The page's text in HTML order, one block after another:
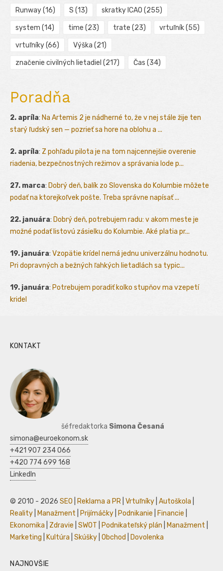
Runway(16) S (13) skratky ICAO (255)
system (14) time (23) trate (23) vrtuľník(55)
vrtuľníky(66) Výška (21)
značenie civilných lietadiel (217) Čas (34)
Poradňa
2. apríla: Na Artemis 2 je nádherné to, že v nej stále žije ten
starý ľudský sen — pozrieť sa hore na oblohu a ...
2. apríla: Z pohľadu pilota je na tom najcennejšie overenie
riadenia, bezpečnostných režimov a správania lode p...
27. marca: Dobrý deň, balík zo Slovenska do Kolumbie môžete
podať na ktorejkoľvek pošte. Treba správne napísať ...
22. januára: Dobrý deň, potrebujem radu: v akom meste je
možné podať listovú zásielku do Kolumbie. Aké platia pr...
19. januára: Vzopätie krídel nemá jednu univerzálnu hodnotu.
Pri dopravných a bežných ľahkých lietadlách sa typic...
19. januára: Potrebujem poradiť kolko stupňov ma vzepetí
kridel
KONTAKT
šéfredaktorka Simona Česaná
simona@euroekonom.sk
+421 907 234 066
+420 774 699 168
LinkedIn
© 2010 - 2026 SEO Reklama a PR Vrtuľníky Autoškola
Reality
Manažment Prijímáčky Podnikanie Financie
Ekonomika
Zdravie SWOT Podnikateľský plán Manažment
Marketing
Kultúra Skúšky Obchod Dovolenka
NAJNOVŠIE